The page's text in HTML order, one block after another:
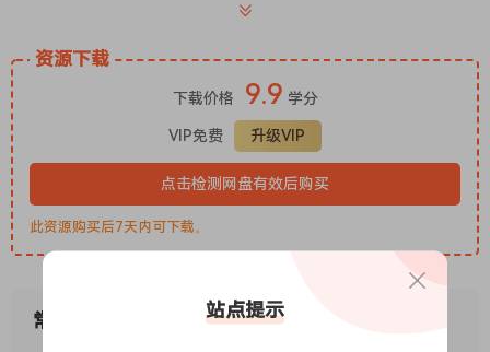
its transparency and ease of use, Extract:Dialogue 2 builds
on the success of the original Extract Dialogue, adding
major new features including reverb reduction, EQ editing
per channel and true stereo processing. Version 2 takes
everything that made the first plugin popular and pushes
it much further, combining the latest cutting-edge AI with
new precision controls professionals have been asking for.
Key features
Next generation AI models for improved accuracy and
fewer artefacts
资源下载
下载价格 9.9 学分
VIP免费 升级VIP
点击检测网盘有效后购买
此资源购买后7天内可下载。
常见问题 站点提示